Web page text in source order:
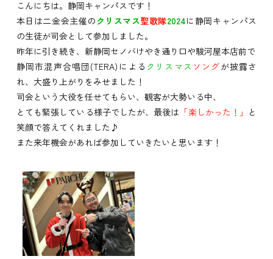
こんにちは。静岡キャンパスです！
本日は二金会主催の クリスマス聖歌隊2024に静岡キャンパス
の生徒が司会として参加しました。
昨年に引き続き、新静岡セノバけやき通り口や駿河屋本店前で
静岡市混声合唱団(TERA)による クリスマス ソングが披露さ
れ、大盛り上がりをみせました！
司会という大役を任せてもらい、観客が大勢いる中、
とても緊張している様子でしたが、最後は 「楽しかった！」 と
笑顔で答えてくれました♪
また来年機会があれば参加していきたいと思います！